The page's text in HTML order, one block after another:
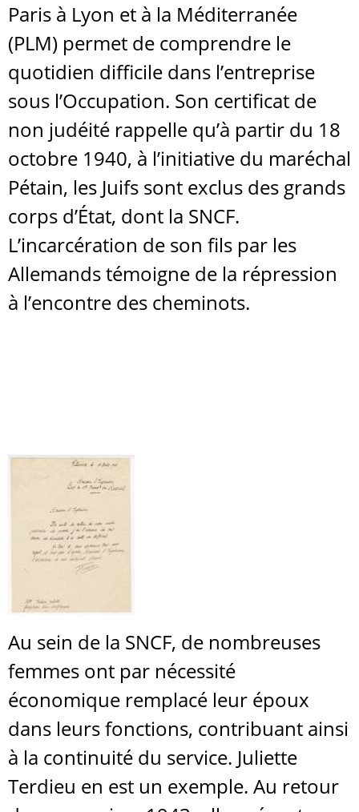
Paris à Lyon et à la Méditerranée
(PLM) permet de comprendre le
quotidien difficile dans l’entreprise
sous l’Occupation. Son certificat de
non judéité rappelle qu’à partir du 18
octobre 1940, à l’initiative du maréchal
Pétain, les Juifs sont exclus des grands
corps d’État, dont la SNCF.
L’incarcération de son fils par les
Allemands témoigne de la répression
à l’encontre des cheminots.
Au sein de la SNCF, de nombreuses
femmes ont par nécessité
économique remplacé leur époux
dans leurs fonctions, contribuant ainsi
à la continuité du service. Juliette
Terdieu en est un exemple. Au retour